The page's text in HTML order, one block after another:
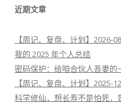
近期文章
【周记、复盘、计划】2026-
我的 2025 年个人总结
密码保护：给咱合伙人吾妻的
【周记、复盘、计划】2025-
科学修仙，想长寿不是怕死，